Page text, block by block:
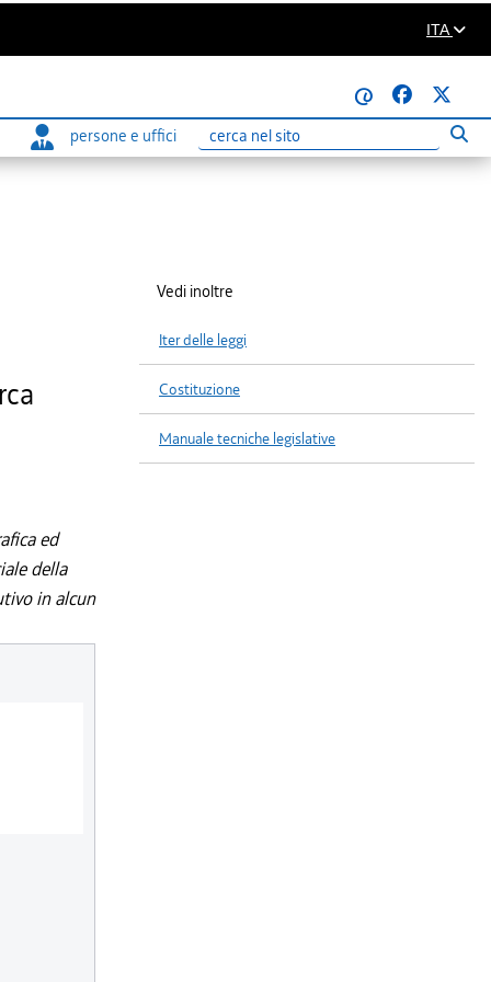
ITA
@
persone e uffici
Ricerca
ed
della
in alcun
Vedi inoltre
Iter delle leggi
Costituzione
Manuale tecniche legislative